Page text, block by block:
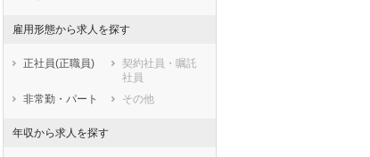
船井郡京丹波町
与謝郡伊根町
雇用形態から求人を探す
正社員(正職員)
契約社員・嘱託
社員
非常勤・パート
その他
年収から求人を探す